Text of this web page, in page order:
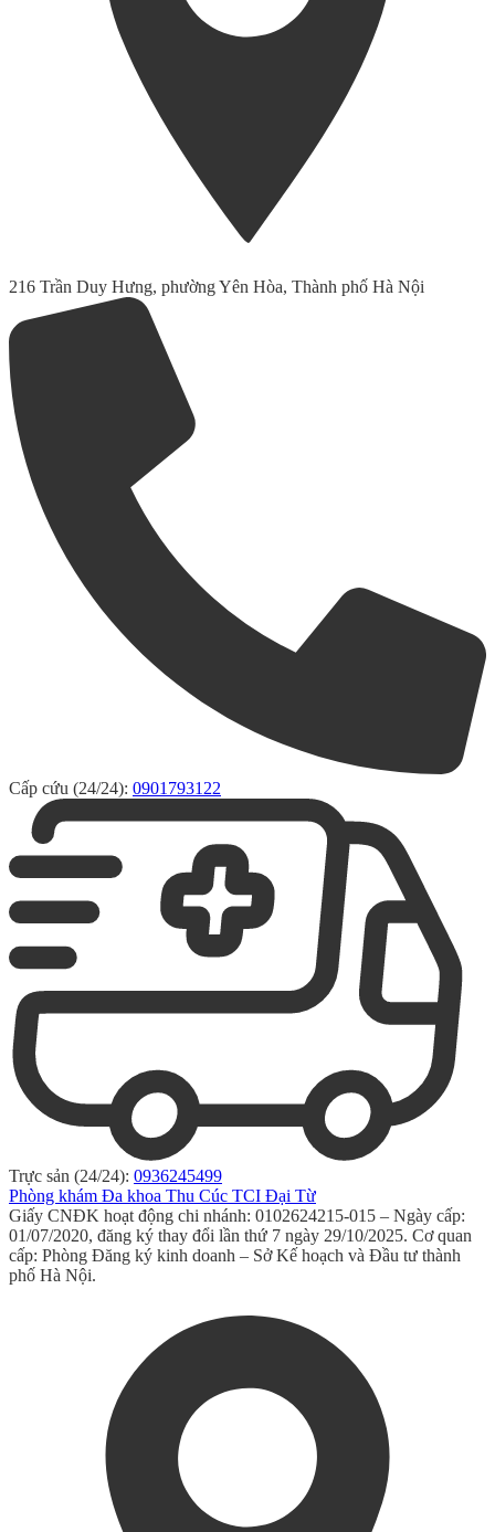
216 Trần Duy Hưng, phường Yên Hòa, Thành phố Hà Nội
Cấp cứu (24/24): 0901793122
Trực sản (24/24): 0936245499
Phòng khám Đa khoa Thu Cúc TCI Đại Từ
Giấy CNĐK hoạt động chi nhánh: 0102624215-015 – Ngày cấp:
01/07/2020, đăng ký thay đổi lần thứ 7 ngày 29/10/2025. Cơ quan
cấp: Phòng Đăng ký kinh doanh – Sở Kế hoạch và Đầu tư thành
phố Hà Nội.